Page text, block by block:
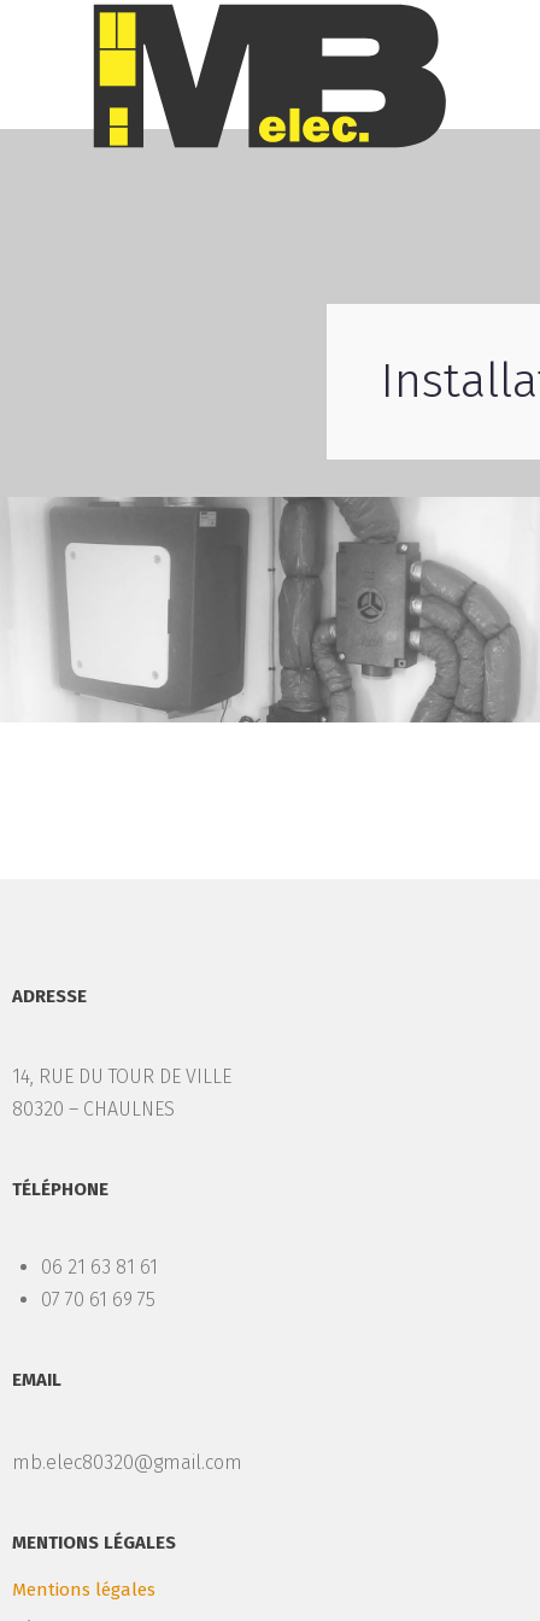
ADRESSE
14, RUE DU TOUR DE VILLE
80320 – CHAULNES
TÉLÉPHONE
06 21 63 81 61
07 70 61 69 75
EMAIL
mb.elec80320@gmail.com
MENTIONS LÉGALES
Mentions légales